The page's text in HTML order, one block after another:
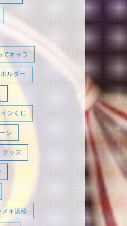
てキャラ
ルダー
ンくじ
ン
グッズ
メキ浜松